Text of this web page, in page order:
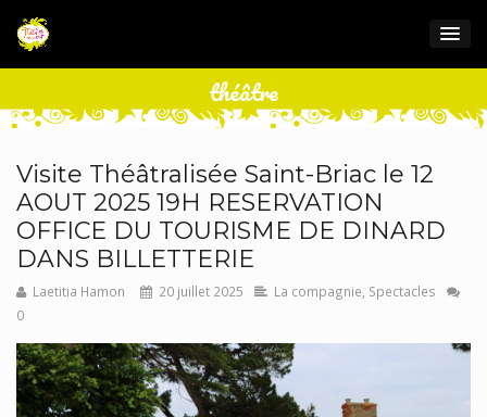
théâtre
Visite Théâtralisée Saint-Briac le 12
AOUT 2025 19H RESERVATION
OFFICE DU TOURISME DE DINARD
DANS BILLETTERIE
Laetitia Hamon 20 juillet 2025 La compagnie Spectacles
0